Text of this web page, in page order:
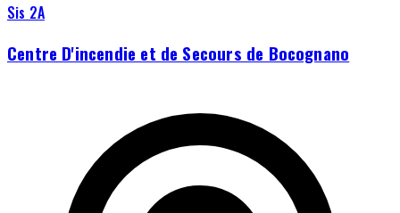
Sis 2A
Centre D'incendie et de Secours de Bocognano